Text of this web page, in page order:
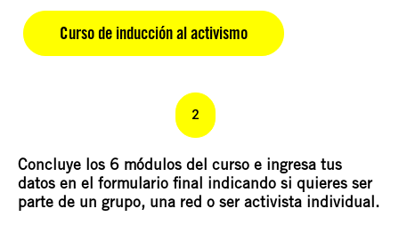
Curso de inducción al activismo
2
Concluye los 6 módulos del curso e ingresa tus
datos en el formulario final indicando si quieres ser
parte de un grupo, una red o ser activista individual.